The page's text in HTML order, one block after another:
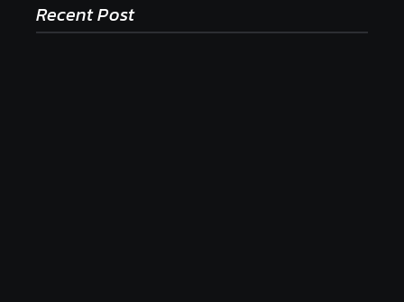
Recent Post